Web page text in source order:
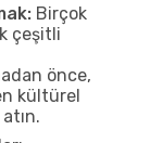
Birçok
çeşitli
önce,
kültürel